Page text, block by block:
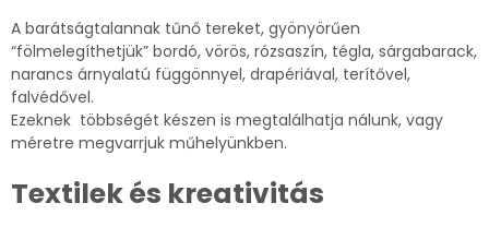
A barátságtalannak tűnő tereket, gyönyörűen
“fölmelegíthetjük” bordó, vörös, rózsaszín, tégla, sárgabarack,
narancs árnyalatú függönnyel, drapériával, terítővel,
falvédővel.
Ezeknek többségét készen is megtalálhatja nálunk, vagy
méretre megvarrjuk műhelyünkben.
Textilek és kreativitás